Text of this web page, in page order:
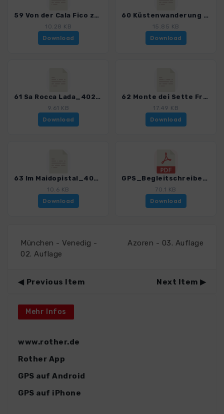
59 Von der Cala Fico zum Capo Rosso_4023_6.gpx
10.28 KB
Download
60 Küstenwanderung am Capo Spartivento_4023_6.gpx
15.85 KB
Download
61 Sa Rocca Lada_4023_6.gpx
9.61 KB
Download
62 Monte dei Sette Fratelli_4023_6.gpx
17.49 KB
Download
63 Im Maidopistal_4023_6.gpx
10.6 KB
Download
GPS_Begleitschreiben_2012_4023_6.pdf
70.1 KB
Download
München - Venedig -
02. Auflage
Azoren - 03. Auflage
Previous Item Next Item
Mehr Infos
www.rother.de
Rother App
GPS auf Android
GPS auf iPhone